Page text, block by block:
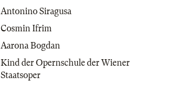
Antonino Siragusa
Cosmin Ifrim
Aarona Bogdan
Kind der Opernschule der Wiener
Staatsoper